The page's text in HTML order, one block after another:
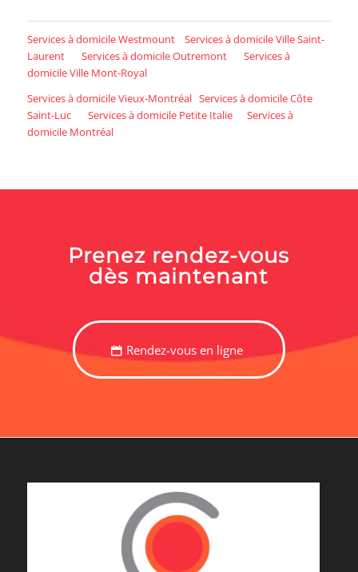
Services à domicile Westmount
Services à domicile Ville Saint-
Laurent
Services à domicile Outremont
Services à
domicile Ville Mont-Royal
Services à domicile Vieux-Montréal Services à domicile Côte
Saint-Luc
Services à domicile Petite Italie
Services à
domicile Montréal
Prenez rendez-vous
dès maintenant
Rendez-vous en ligne